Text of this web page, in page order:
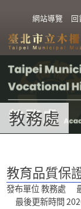
網站導覽 回
教育品質
網 - 教務
柵高級工
教務處
:::
教育品質保
發布單位 教務處
最後更新時間